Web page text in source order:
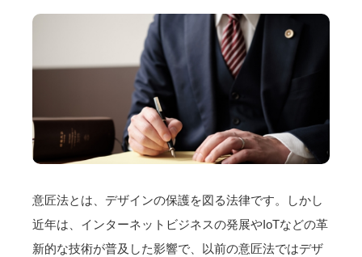
意匠法とは、デザインの保護を図る法律です。しかし
近年は、インターネットビジネスの発展やIoTなどの革
新的な技術が普及した影響で、以前の意匠法ではデザ